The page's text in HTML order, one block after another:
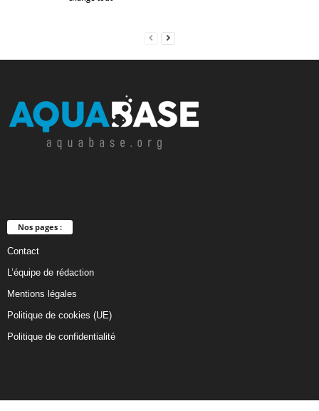
Nos pages :
Contact
L’équipe de rédaction
Mentions légales
Politique de cookies (UE)
Politique de confidentialité